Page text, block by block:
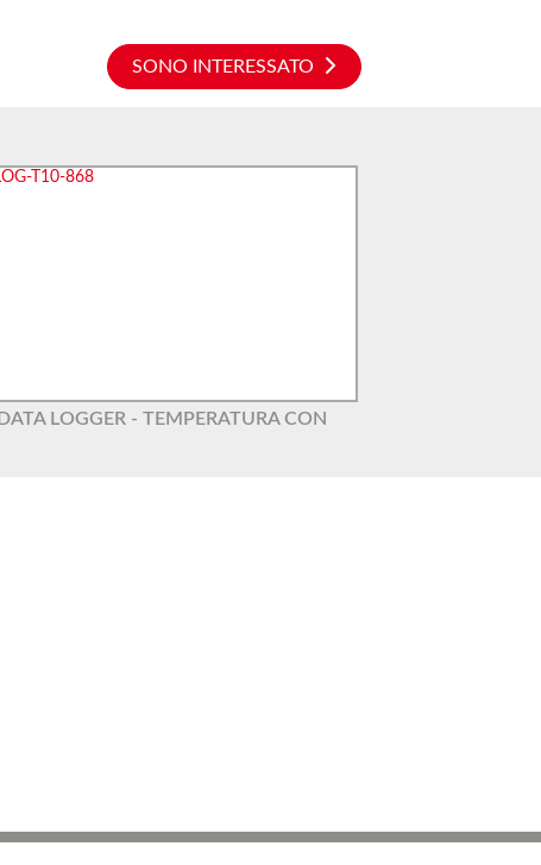
SONO INTERESSATO
LOGGER - TEMPERATURA CON